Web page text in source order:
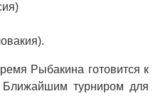
Рыбакина готовится к
Ближайшим турниром для